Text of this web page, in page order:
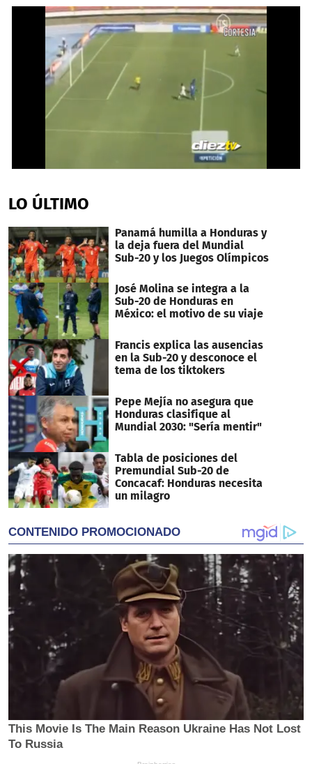
of
43
LO ÚLTIMO
Panamá humilla a Honduras y
la deja fuera del Mundial
Sub-20 y los Juegos Olímpicos
José Molina se integra a la
Sub-20 de Honduras en
México: el motivo de su viaje
Francis explica las ausencias
en la Sub-20 y desconoce el
tema de los tiktokers
Pepe Mejía no asegura que
Honduras clasifique al
Mundial 2030: "Sería mentir"
Tabla de posiciones del
Premundial Sub-20 de
Concacaf: Honduras necesita
un milagro